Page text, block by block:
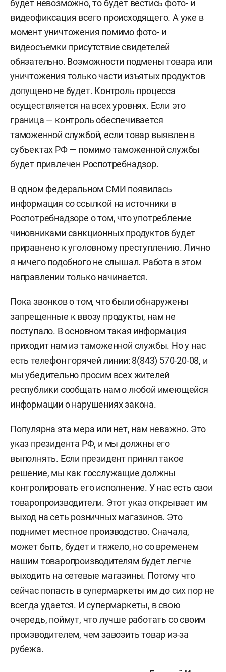
будет невозможно, то будет вестись фото- и
видеофиксация всего происходящего. А уже в
момент уничтожения помимо фото- и
видеосъемки присутствие свидетелей
обязательно. Возможности подмены товара или
уничтожения только части изъятых продуктов
допущено не будет. Контроль процесса
осуществляется на всех уровнях. Если это
граница — контроль обеспечивается
таможенной службой, если товар выявлен в
субъектах РФ — помимо таможенной службы
будет привлечен Роспотребнадзор.
В одном федеральном СМИ появилась
информация со ссылкой на источники в
Роспотребнадзоре о том, что употребление
чиновниками санкционных продуктов будет
приравнено к уголовному преступлению. Лично
я ничего подобного не слышал. Работа в этом
направлении только начинается.
Пока звонков о том, что были обнаружены
запрещенные к ввозу продукты, нам не
поступало. В основном такая информация
приходит нам из таможенной службы. Но у нас
есть телефон горячей линии: 8(843) 570-20-08, и
мы убедительно просим всех жителей
республики сообщать нам о любой имеющейся
информации о нарушениях закона.
Популярна эта мера или нет, нам неважно. Это
указ президента РФ, и мы должны его
выполнять. Если президент принял такое
решение, мы как госслужащие должны
контролировать его исполнение. У нас есть свои
товаропроизводители. Этот указ открывает им
выход на сеть розничных магазинов. Это
поднимет местное производство. Сначала,
может быть, будет и тяжело, но со временем
нашим товаропроизводителям будет легче
выходить на сетевые магазины. Потому что
сейчас попасть в супермаркеты им до сих пор не
всегда удается. И супермаркеты, в свою
очередь, поймут, что лучше работать со своим
производителем, чем завозить товар из-за
рубежа.